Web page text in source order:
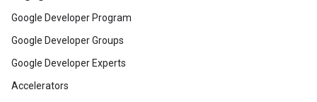
Google Developer Program
Google Developer Groups
Google Developer Experts
Accelerators